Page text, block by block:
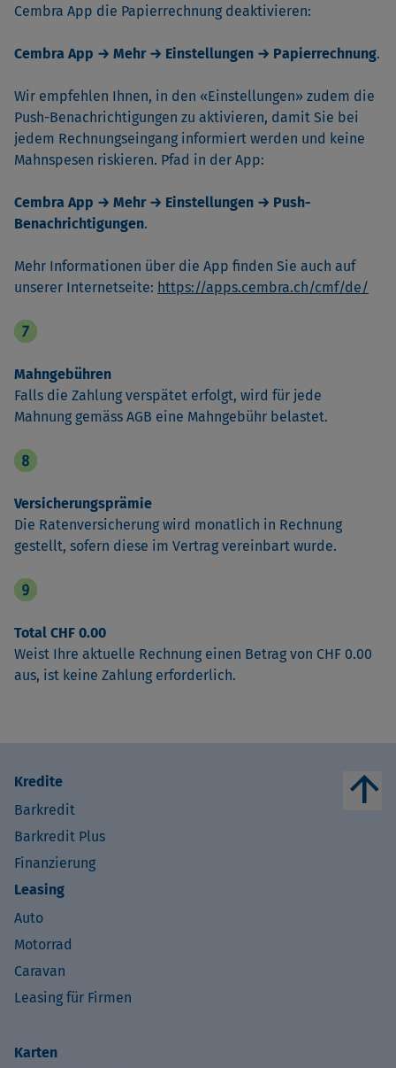
Cembra App die Papierrechnung deaktivieren:
Cembra App → Mehr → Einstellungen → Papierrechnung.
Wir empfehlen Ihnen, in den «Einstellungen» zudem die
Push-Benachrichtigungen zu aktivieren, damit Sie bei
jedem Rechnungseingang informiert werden und keine
Mahnspesen riskieren. Pfad in der App:
Cembra App → Mehr → Einstellungen → Push-
Benachrichtigungen.
Mehr Informationen über die App finden Sie auch auf
unserer Internetseite: https://apps.cembra.ch/cmf/de/
Mahngebühren
Falls die Zahlung verspätet erfolgt, wird für jede
Mahnung gemäss AGB eine Mahngebühr belastet.
Versicherungsprämie
Die Ratenversicherung wird monatlich in Rechnung
gestellt, sofern diese im Vertrag vereinbart wurde.
Total CHF 0.00
Weist Ihre aktuelle Rechnung einen Betrag von CHF 0.00
aus, ist keine Zahlung erforderlich.
Kredite
Barkredit
Barkredit Plus
Finanzierung
Leasing
Auto
Motorrad
Caravan
Leasing für Firmen
Karten
arrow_upward